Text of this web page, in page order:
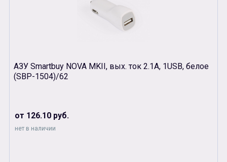
АЗУ Smartbuy NOVA MKII, вых. ток 2.1А, 1USB, белое
(SBР-1504)/62
от 126.10 руб.
нет в наличии